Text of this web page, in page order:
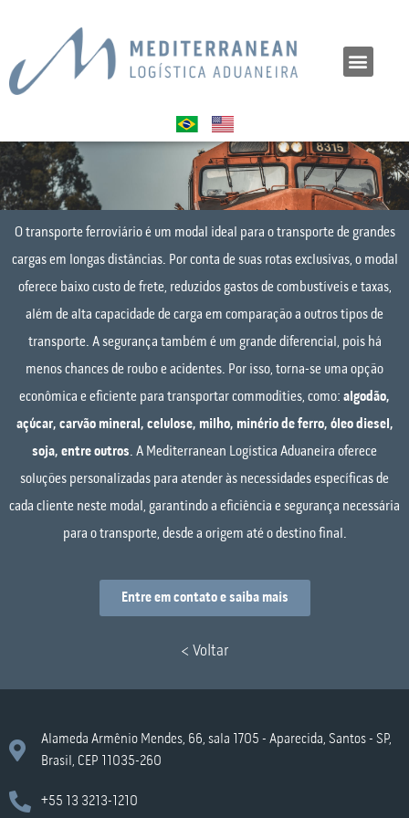
O transporte ferroviário é um modal ideal para o transporte de grandes
cargas em longas distâncias. Por conta de suas rotas exclusivas, o modal
oferece baixo custo de frete, reduzidos gastos de combustíveis e taxas,
além de alta capacidade de carga em comparação a outros tipos de
transporte. A segurança também é um grande diferencial, pois há
menos chances de roubo e acidentes. Por isso, torna-se uma opção
econômica e eficiente para transportar commodities, como: algodão,
açúcar, carvão mineral, celulose, milho, minério de ferro, óleo diesel,
soja, entre outros. A Mediterranean Logística Aduaneira oferece
soluções personalizadas para atender às necessidades específicas de
cada cliente neste modal, garantindo a eficiência e segurança necessária
para o transporte, desde a origem até o destino final.
Entre em contato e saiba mais
< Voltar
Alameda Armênio Mendes, 66, sala 1705 - Aparecida, Santos - SP,
Brasil, CEP 11035-260
+55 13 3213-1210